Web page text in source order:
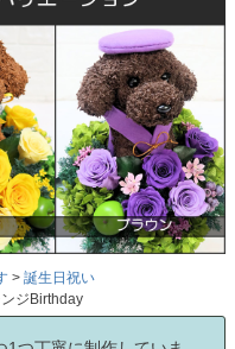
誕生日祝い
ジBirthday